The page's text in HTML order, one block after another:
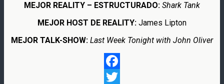
MEJOR REALITY – ESTRUCTURADO: Shark Tank
MEJOR HOST DE REALITY: James Lipton
MEJOR TALK-SHOW: Last Week Tonight with John Oliver
Facebook